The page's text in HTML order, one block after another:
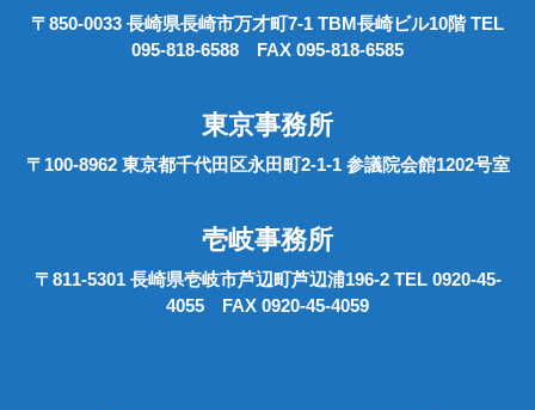
〒850-0033 長崎県長崎市万才町7-1 TBM長崎ビル10階 TEL
095-818-6588 FAX 095-818-6585
東京事務所
〒100-8962 東京都千代田区永田町2-1-1 参議院会館1202号室
壱岐事務所
〒811-5301 長崎県壱岐市芦辺町芦辺浦196-2 TEL 0920-45-
4055 FAX 0920-45-4059